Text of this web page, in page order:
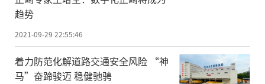
趋势
2021-09-29 22:55:46
着力防范化解道路交通安全风险 “神
马”奋蹄骏迈 稳健驰骋